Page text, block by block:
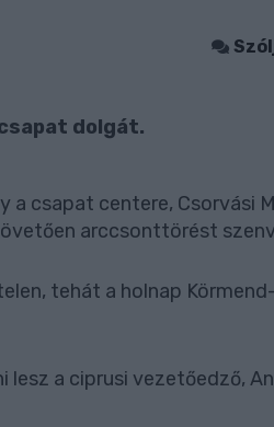
dolgát.
a csapat centere, Csorvási
arccsonttörést
tehát a holnap
lesz a ciprusi vezetőedző,